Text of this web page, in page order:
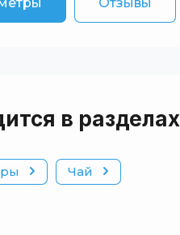
в разделах
Чай